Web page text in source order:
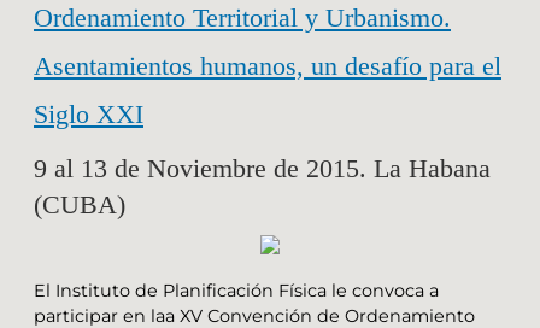
Ordenamiento Territorial y Urbanismo.
Asentamientos humanos, un desafío para el
Siglo XXI
9 al 13 de Noviembre de 2015. La Habana
(CUBA)
El Instituto de Planificación Física le convoca a
participar en laa XV Convención de Ordenamiento